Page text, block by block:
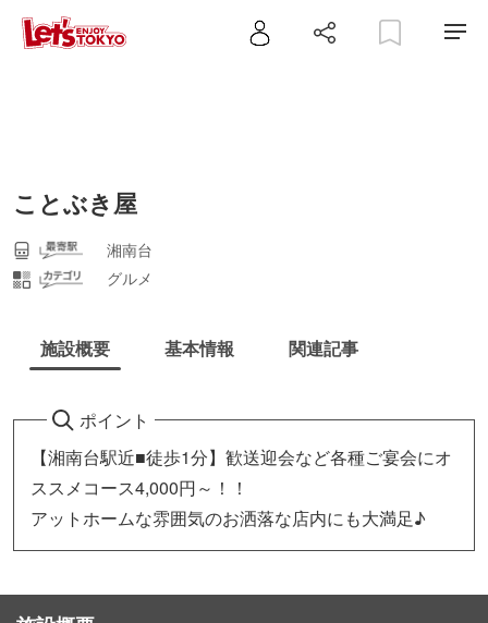
ことぶき屋
湘南台
グルメ
施設概要 基本情報 関連記事
ポイント
【湘南台駅近■徒歩1分】歓送迎会など各種ご宴会にオ
ススメコース4,000円～！！
アットホームな雰囲気のお洒落な店内にも大満足♪